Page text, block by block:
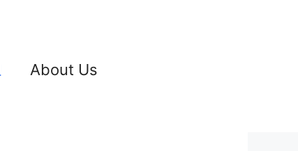
About Us